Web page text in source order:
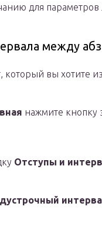
для
между
который вы хотите
нажмите кнопку
Отступы и